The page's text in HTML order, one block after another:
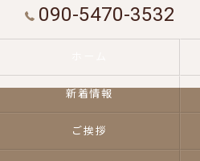
090-5470-3532
新着情報
ご挨拶